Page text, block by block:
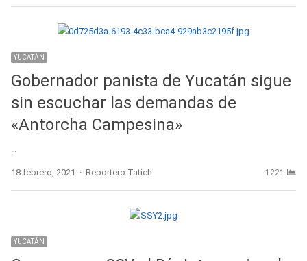
YUCATÁN
Gobernador panista de Yucatán sigue
sin escuchar las demandas de
«Antorcha Campesina»
18 febrero, 2021 Author
Reportero Tatich 1221
YUCATÁN